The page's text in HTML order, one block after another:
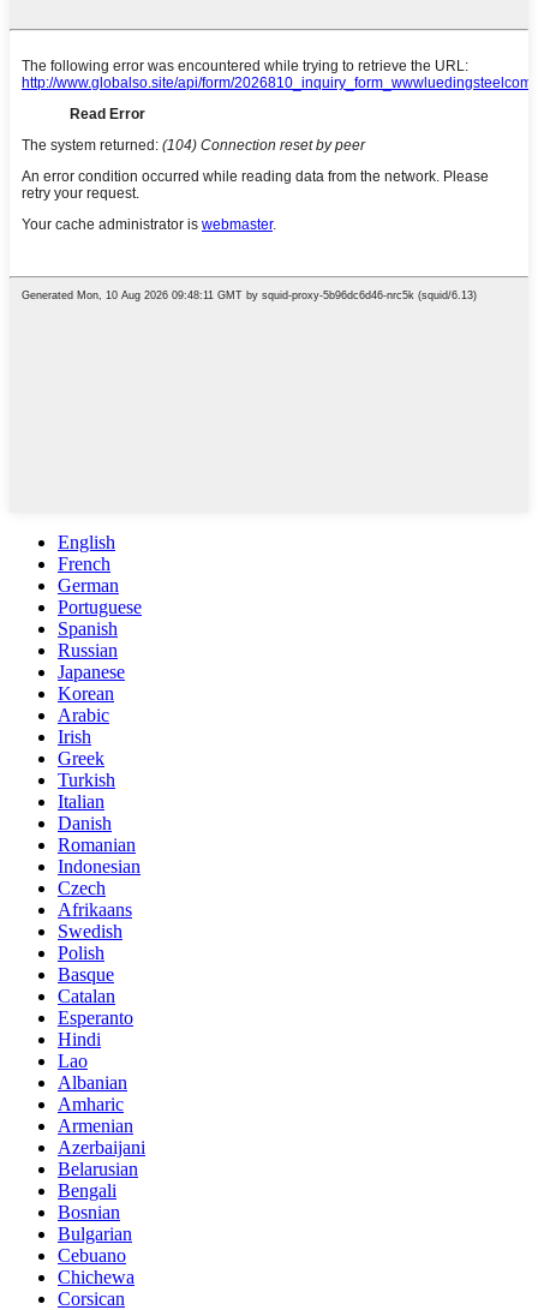
English
French
German
Portuguese
Spanish
Russian
Japanese
Korean
Arabic
Irish
Greek
Turkish
Italian
Danish
Romanian
Indonesian
Czech
Afrikaans
Swedish
Polish
Basque
Catalan
Esperanto
Hindi
Lao
Albanian
Amharic
Armenian
Azerbaijani
Belarusian
Bengali
Bosnian
Bulgarian
Cebuano
Chichewa
Corsican